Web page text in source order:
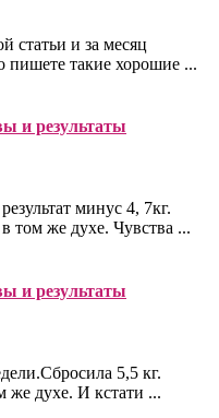
статьи и за месяц
пишете такие хорошие ...
и результаты
минус 4, 7кг.
том же духе. Чувства ...
и результаты
5,5 кг.
же духе. И кстати ...